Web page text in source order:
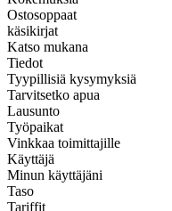
Ostosoppaat
käsikirjat
Katso mukana
Tiedot
Tyypillisiä kysymyksiä
Tarvitsetko apua
Lausunto
Työpaikat
Vinkkaa toimittajille
Käyttäjä
Minun käyttäjäni
Taso
Tariffit